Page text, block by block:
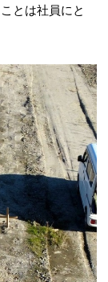
とは社員にと